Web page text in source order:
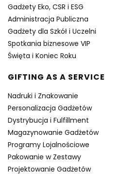
Gadżety Eko, CSR i ESG
Administracja Publiczna
Gadżety dla Szkół i Uczelni
Spotkania biznesowe VIP
Święta i Koniec Roku
GIFTING AS A SERVICE
Nadruki i Znakowanie
Personalizacja Gadżetów
Dystrybucja i Fulfillment
Magazynowanie Gadżetów
Programy Lojalnościowe
Pakowanie w Zestawy
Projektowanie Gadżetów